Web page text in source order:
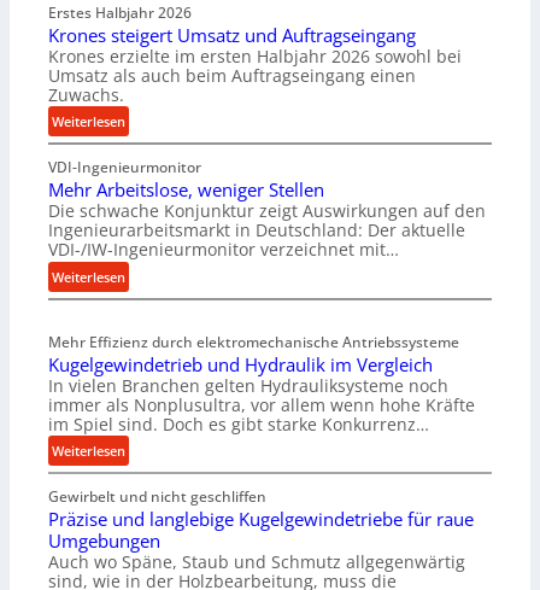
Erstes Halbjahr 2026
Krones steigert Umsatz und Auftragseingang
Krones erzielte im ersten Halbjahr 2026 sowohl bei
Umsatz als auch beim Auftragseingang einen
Zuwachs.
Weiterlesen:
K
r
o
n
e
s
s
t
i
g
e
r
t
U
t
z
VDI-Ingenieurmonitor
Mehr Arbeitslose, weniger Stellen
Die schwache Konjunktur zeigt Auswirkungen auf den
Ingenieurarbeitsmarkt in Deutschland: Der aktuelle
VDI-/IW-Ingenieurmonitor verzeichnet mit…
Weiterlesen:
M
h
r
A
r
b
e
t
s
l
o
Mehr Effizienz durch elektromechanische Antriebssysteme
Kugelgewindetrieb und Hydraulik im Vergleich
In vielen Branchen gelten Hydrauliksysteme noch
immer als Nonplusultra, vor allem wenn hohe Kräfte
im Spiel sind. Doch es gibt starke Konkurrenz…
Weiterlesen:
K
u
g
e
l
Gewirbelt und nicht geschliffen
Präzise und langlebige Kugelgewindetriebe für raue
Umgebungen
Auch wo Späne, Staub und Schmutz allgegenwärtig
sind, wie in der Holzbearbeitung, muss die